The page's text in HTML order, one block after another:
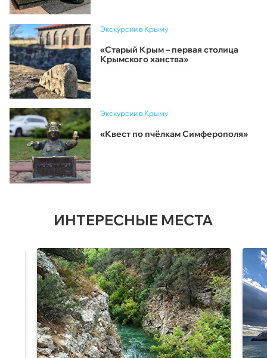
Экскурсии в Крыму
«Старый Крым – первая столица
Крымского ханства»
Экскурсии в Крыму
«Квест по пчёлкам Симферополя»
ИНТЕРЕСНЫЕ МЕСТА